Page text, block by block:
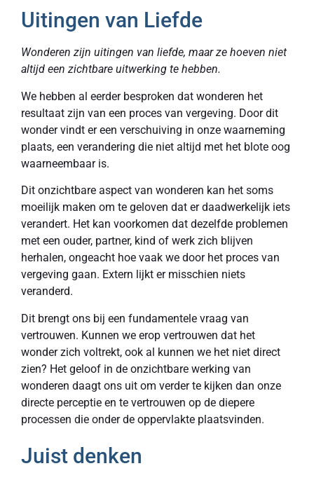
Uitingen van Liefde
Wonderen zijn uitingen van liefde, maar ze hoeven niet
altijd een zichtbare uitwerking te hebben.
We hebben al eerder besproken dat wonderen het
resultaat zijn van een proces van vergeving. Door dit
wonder vindt er een verschuiving in onze waarneming
plaats, een verandering die niet altijd met het blote oog
waarneembaar is.
Dit onzichtbare aspect van wonderen kan het soms
moeilijk maken om te geloven dat er daadwerkelijk iets
verandert. Het kan voorkomen dat dezelfde problemen
met een ouder, partner, kind of werk zich blijven
herhalen, ongeacht hoe vaak we door het proces van
vergeving gaan. Extern lijkt er misschien niets
veranderd.
Dit brengt ons bij een fundamentele vraag van
vertrouwen. Kunnen we erop vertrouwen dat het
wonder zich voltrekt, ook al kunnen we het niet direct
zien? Het geloof in de onzichtbare werking van
wonderen daagt ons uit om verder te kijken dan onze
directe perceptie en te vertrouwen op de diepere
processen die onder de oppervlakte plaatsvinden.
Juist denken